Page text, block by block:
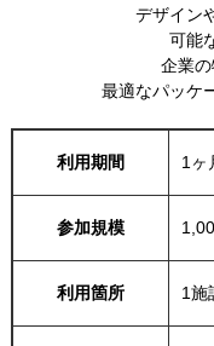
デザイン
可能
企業
最適なパッケ
利用期間 1ヶ
参加規模
利用箇所 1施